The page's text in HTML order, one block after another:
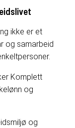
ikke er et
og samarbeid
Komplett
og
og